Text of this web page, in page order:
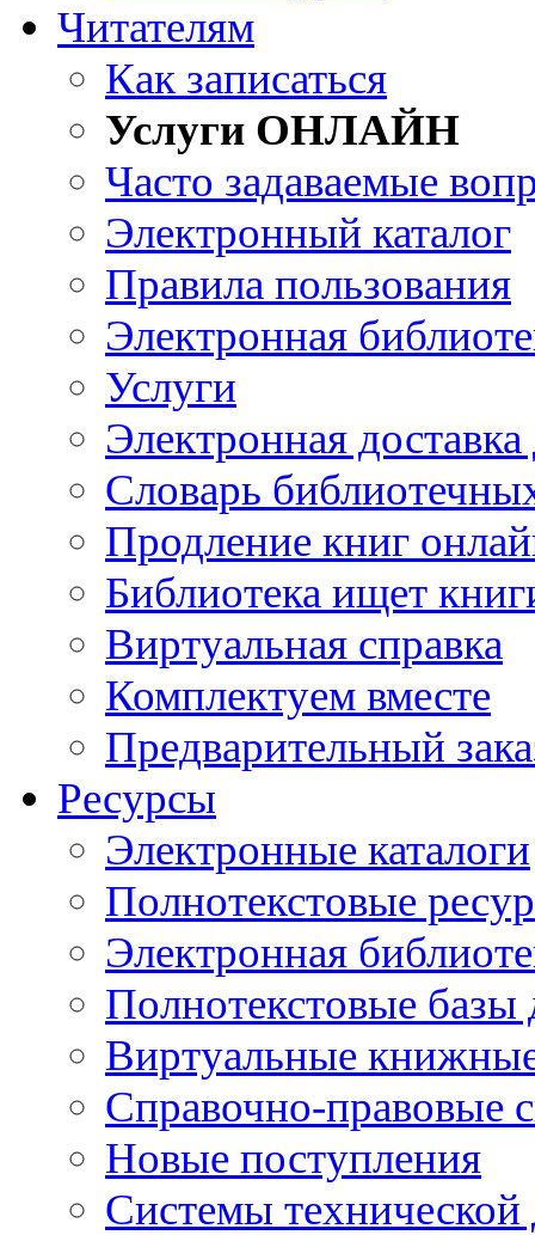
Читателям
Как записаться
Услуги ОНЛАЙН
Часто задаваемые
Электронный каталог
Правила пользования
Электронная
Услуги
Электронная
Словарь
Продление книг
Библиотека ищет
Виртуальная справка
Комплектуем вместе
Предварительный
Ресурсы
Электронные каталоги
Полнотекстовые
Электронная
Полнотекстовые
Виртуальные
Справочно-правовые
Новые поступления
Cистемы